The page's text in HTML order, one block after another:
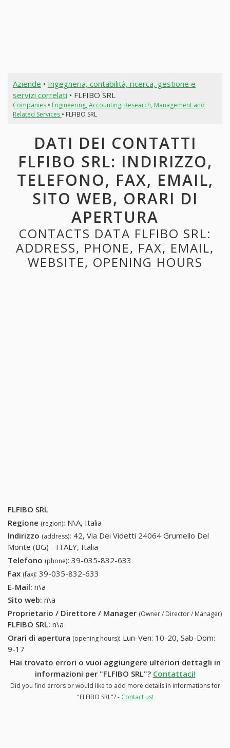
Aziende • Ingegneria, contabilità, ricerca, gestione e
servizi correlati • FLFIBO SRL
Companies• Engineering, Accounting, Research, Management and
Related Services • FLFIBO SRL
DATI DEI CONTATTI
FLFIBO SRL: INDIRIZZO,
TELEFONO, FAX, EMAIL,
SITO WEB, ORARI DI
APERTURA
CONTACTS DATA FLFIBO SRL:
ADDRESS, PHONE, FAX, EMAIL,
WEBSITE, OPENING HOURS
FLFIBO SRL
Regione (region): N\A, Italia
Indirizzo (address): 42, Via Dei Videtti 24064 Grumello Del
Monte (BG) - ITALY, Italia
Telefono (phone): 39-035-832-633
Fax (fax): 39-035-832-633
E-Mail: n\a
Sito web: n\a
Proprietario / Direttore / Manager (Owner / Director / Manager)
FLFIBO SRL: n\a
Orari di apertura (opening hours): Lun-Ven: 10-20, Sab-Dom:
9-17
Hai trovato errori o vuoi aggiungere ulteriori dettagli in
informazioni per "FLFIBO SRL"? Contattaci!
Did you find errors or would like to add more details in informations for
"FLFIBO SRL"? - Contact us!